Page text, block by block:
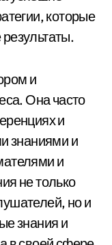
которые
и
Она часто
и
знаниями и
и
не только
но и
знания и